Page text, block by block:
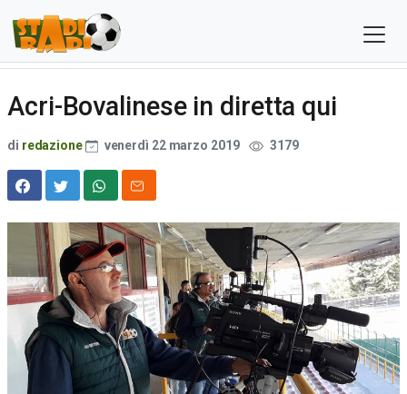
Acri-Bovalinese in diretta qui
di redazione venerdì 22 marzo 2019 3179